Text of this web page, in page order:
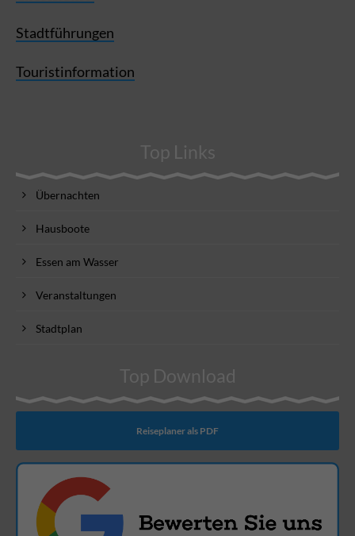
Stadtführungen
Touristinformation
Top Links
Übernachten
Hausboote
Essen am Wasser
Veranstaltungen
Stadtplan
Top Download
Reiseplaner als PDF